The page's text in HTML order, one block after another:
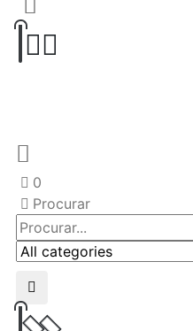
0
Procurar